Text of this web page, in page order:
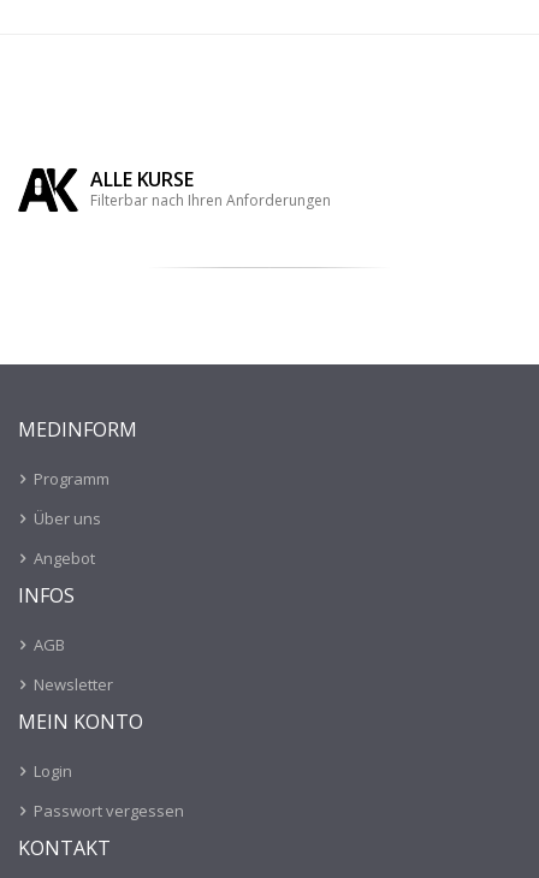
ALLE KURSE
Filterbar nach Ihren Anforderungen
MEDINFORM
Programm
Über uns
Angebot
INFOS
AGB
Newsletter
MEIN KONTO
Login
Passwort vergessen
KONTAKT